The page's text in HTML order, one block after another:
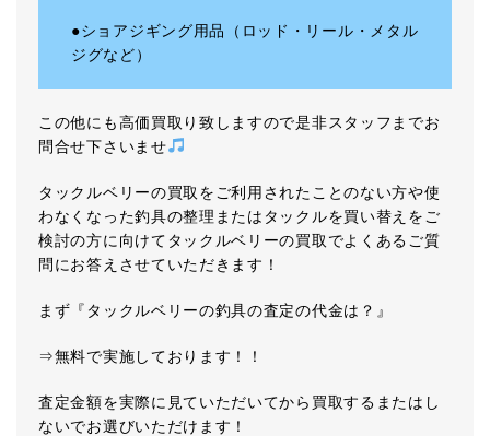
●ショアジギング用品（ロッド・リール・メタル
ジグなど）
この他にも高価買取り致しますので是非スタッフまでお
問合せ下さいませ
タックルベリーの買取をご利用されたことのない方や使
わなくなった釣具の整理またはタックルを買い替えをご
検討の方に向けてタックルベリーの買取でよくあるご質
問にお答えさせていただきます！
まず『タックルベリーの釣具の査定の代金は？』
⇒無料で実施しております！！
査定金額を実際に見ていただいてから買取するまたはし
ないでお選びいただけます！